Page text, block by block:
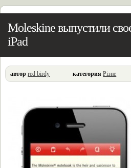
Moleskine выпустили
iPad
автор red birdy категория Різне